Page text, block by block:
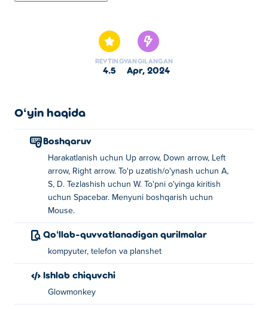
REYTING
4.5
YANGILANGAN
apr, 2024
Oʻyin haqida
Boshqaruv
Harakatlanish uchun Up arrow, Down arrow, Left
arrow, Right arrow. To'p uzatish/o'ynash uchun A,
S, D. Tezlashish uchun W. To'pni o'yinga kiritish
uchun Spacebar. Menyuni boshqarish uchun
Mouse.
Qoʻllab-quvvatlanadigan qurilmalar
kompyuter, telefon va planshet
Ishlab chiquvchi
Glowmonkey